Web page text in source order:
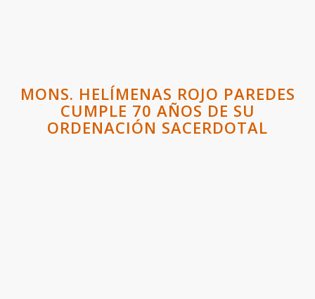
MONS. HELÍMENAS ROJO PAREDES
CUMPLE 70 AÑOS DE SU
ORDENACIÓN SACERDOTAL